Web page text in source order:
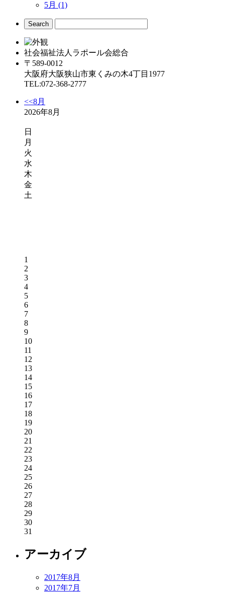
5月 (1)
社会福祉法人ラポール会総合
〒589-0012
大阪府大阪狭山市東くみの木4丁目1977
TEL:072-368-2777
<<8月
2026年8月
日
月
火
水
木
金
土
1
2
3
4
5
6
7
8
9
10
11
12
13
14
15
16
17
18
19
20
21
22
23
24
25
26
27
28
29
30
31
アーカイブ
2017年8月
2017年7月